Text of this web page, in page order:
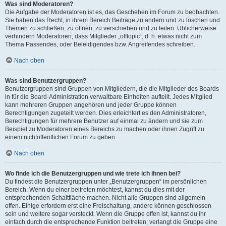
Was sind Moderatoren?
Die Aufgabe der Moderatoren ist es, das Geschehen im Forum zu beobachten.
Sie haben das Recht, in ihrem Bereich Beiträge zu ändern und zu löschen und
Themen zu schließen, zu öffnen, zu verschieben und zu teilen. Üblicherweise
verhindern Moderatoren, dass Mitglieder „offtopic“, d. h. etwas nicht zum
Thema Passendes, oder Beleidigendes bzw. Angreifendes schreiben.
Nach oben
Was sind Benutzergruppen?
Benutzergruppen sind Gruppen von Mitgliedern, die die Mitglieder des Boards
in für die Board-Administration verwaltbare Einheiten aufteilt. Jedes Mitglied
kann mehreren Gruppen angehören und jeder Gruppe können
Berechtigungen zugeteilt werden. Dies erleichtert es den Administratoren,
Berechtigungen für mehrere Benutzer auf einmal zu ändern und sie zum
Beispiel zu Moderatoren eines Bereichs zu machen oder ihnen Zugriff zu
einem nichtöffentlichen Forum zu geben.
Nach oben
Wo finde ich die Benutzergruppen und wie trete ich ihnen bei?
Du findest die Benutzergruppen unter „Benutzergruppen“ im persönlichen
Bereich. Wenn du einer beitreten möchtest, kannst du dies mit der
entsprechenden Schaltfläche machen. Nicht alle Gruppen sind allgemein
offen. Einige erfordern erst eine Freischaltung, andere können geschlossen
sein und weitere sogar versteckt. Wenn die Gruppe offen ist, kannst du ihr
einfach durch die entsprechende Funktion beitreten; verlangt die Gruppe eine